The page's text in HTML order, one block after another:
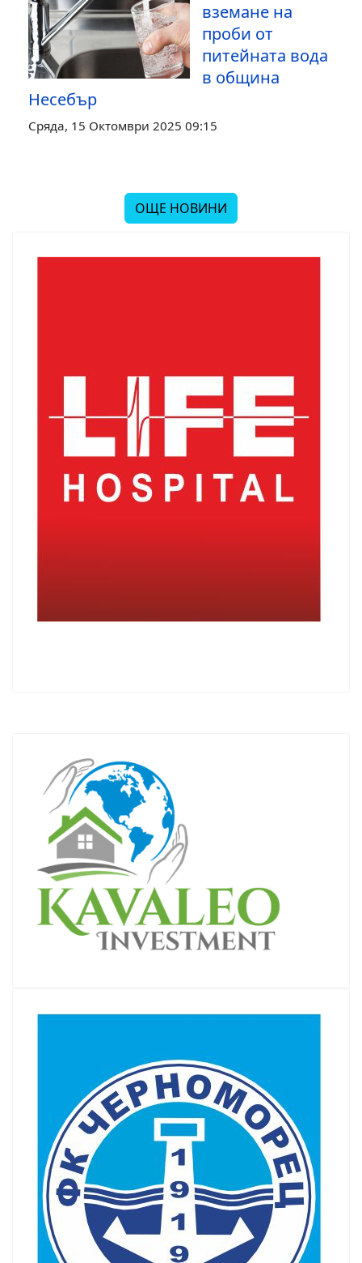
вземане на
проби от
питейната вода
в община
Несебър
Сряда, 15 Октомври 2025 09:15
ОЩЕ НОВИНИ